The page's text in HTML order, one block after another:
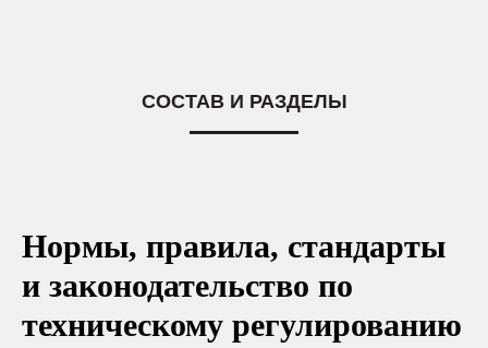
СОСТАВ И РАЗДЕЛЫ
Нормы, правила, стандарты
и законодательство по
техническому регулированию